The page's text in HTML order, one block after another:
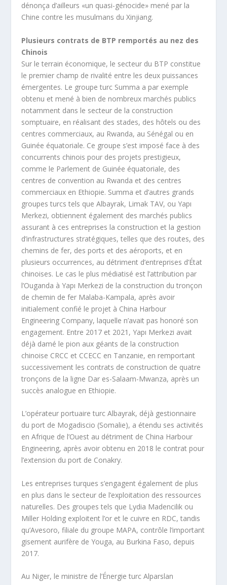
dénonça d’ailleurs «un quasi-génocide» mené par la
Chine contre les musulmans du Xinjiang.
Plusieurs contrats de BTP remportés au nez des
Chinois
Sur le terrain économique, le secteur du BTP constitue
le premier champ de rivalité entre les deux puissances
émergentes. Le groupe turc Summa a par exemple
obtenu et mené à bien de nombreux marchés publics
notamment dans le secteur de la construction
somptuaire, en réalisant des stades, des hôtels ou des
centres commerciaux, au Rwanda, au Sénégal ou en
Guinée équatoriale. Ce groupe s’est imposé face à des
concurrents chinois pour des projets prestigieux,
comme le Parlement de Guinée équatoriale, des
centres de convention au Rwanda et des centres
commerciaux en Ethiopie. Summa et d’autres grands
groupes turcs tels que Albayrak, Limak TAV, ou Yapı
Merkezi, obtiennent également des marchés publics
assurant à ces entreprises la construction et la gestion
d’infrastructures stratégiques, telles que des routes, des
chemins de fer, des ports et des aéroports, et en
plusieurs occurrences, au détriment d’entreprises d’État
chinoises. Le cas le plus médiatisé est l’attribution par
l’Ouganda à Yapı Merkezi de la construction du tronçon
de chemin de fer Malaba-Kampala, après avoir
initialement confié le projet à China Harbour
Engineering Company, laquelle n’avait pas honoré son
engagement. Entre 2017 et 2021, Yapı Merkezi avait
déjà damé le pion aux géants de la construction
chinoise CRCC et CCECC en Tanzanie, en remportant
successivement les contrats de construction de quatre
tronçons de la ligne Dar es-Salaam-Mwanza, après un
succès analogue en Ethiopie.
L’opérateur portuaire turc Albayrak, déjà gestionnaire
du port de Mogadiscio (Somalie), a étendu ses activités
en Afrique de l’Ouest au détriment de China Harbour
Engineering, après avoir obtenu en 2018 le contrat pour
l’extension du port de Conakry.
Les entreprises turques s’engagent également de plus
en plus dans le secteur de l’exploitation des ressources
naturelles. Des groupes tels que Lydia Madencilik ou
Miller Holding exploitent l’or et le cuivre en RDC, tandis
qu’Avesoro, filiale du groupe MAPA, contrôle l’important
gisement aurifère de Youga, au Burkina Faso, depuis
2017.
Au Niger, le ministre de l’Énergie turc Alparslan